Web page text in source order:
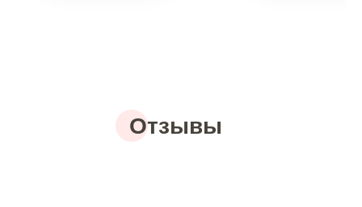
Отзывы